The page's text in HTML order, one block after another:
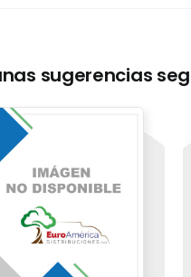
sugerencias